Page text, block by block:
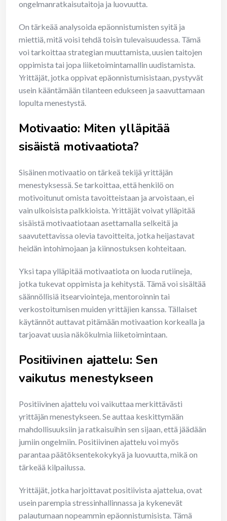
ongelmanratkaisutaitoja ja luovuutta.
On tärkeää analysoida epäonnistumisten syitä ja
miettiä, mitä voisi tehdä toisin tulevaisuudessa. Tämä
voi tarkoittaa strategian muuttamista, uusien taitojen
oppimista tai jopa liiketoimintamallin uudistamista.
Yrittäjät, jotka oppivat epäonnistumisistaan, pystyvät
usein kääntämään tilanteen edukseen ja saavuttamaan
lopulta menestystä.
Motivaatio: Miten ylläpitää
sisäistä motivaatiota?
Sisäinen motivaatio on tärkeä tekijä yrittäjän
menestyksessä. Se tarkoittaa, että henkilö on
motivoitunut omista tavoitteistaan ja arvoistaan, ei
vain ulkoisista palkkioista. Yrittäjät voivat ylläpitää
sisäistä motivaatiotaan asettamalla selkeitä ja
saavutettavissa olevia tavoitteita, jotka heijastavat
heidän intohimojaan ja kiinnostuksen kohteitaan.
Yksi tapa ylläpitää motivaatiota on luoda rutiineja,
jotka tukevat oppimista ja kehitystä. Tämä voi sisältää
säännöllisiä itsearviointeja, mentoroinnin tai
verkostoitumisen muiden yrittäjien kanssa. Tällaiset
käytännöt auttavat pitämään motivaation korkealla ja
tarjoavat uusia näkökulmia liiketoimintaan.
Positiivinen ajattelu: Sen
vaikutus menestykseen
Positiivinen ajattelu voi vaikuttaa merkittävästi
yrittäjän menestykseen. Se auttaa keskittymään
mahdollisuuksiin ja ratkaisuihin sen sijaan, että jäädään
jumiin ongelmiin. Positiivinen ajattelu voi myös
parantaa päätöksentekokykyä ja luovuutta, mikä on
tärkeää kilpailussa.
Yrittäjät, jotka harjoittavat positiivista ajattelua, ovat
usein parempia stressinhallinnassa ja kykenevät
palautumaan nopeammin epäonnistumisista. Tämä